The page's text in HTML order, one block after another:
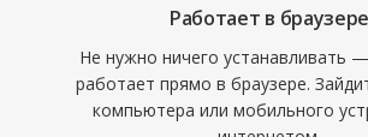
Работает в браузере
Не нужно ничего устанавливать
работает прямо в браузере.
компьютера или мобильного